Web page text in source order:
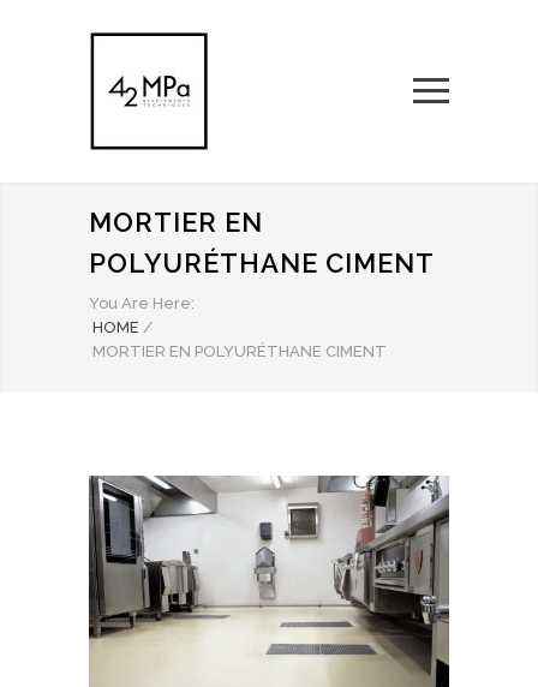
MORTIER EN
POLYURÉTHANE CIMENT
You Are Here:
HOME /
MORTIER EN POLYURÉTHANE CIMENT